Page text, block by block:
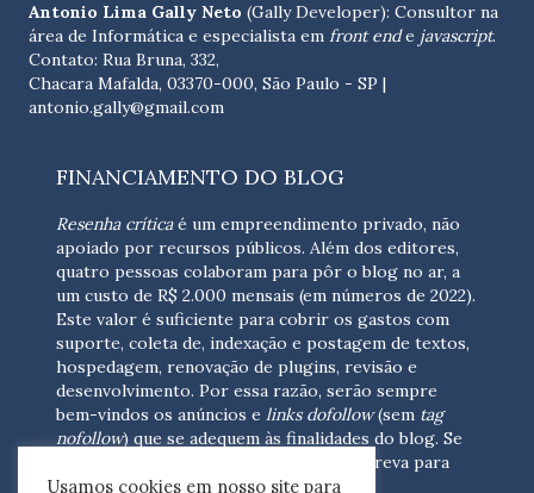
Antonio Lima Gally Neto (Gally Developer): Consultor na
área de Informática e especialista em front ende javascript.
Contato: Rua Bruna, 332,
Chacara Mafalda, 03370-000, São Paulo - SP |
antonio.gally@gmail.com
FINANCIAMENTO DO BLOG
Resenha críticaé um empreendimento privado, não
apoiado por recursos públicos. Além dos editores,
quatro pessoas colaboram para pôr o blog no ar, a
um custo de R$ 2.000 mensais (em números de 2022).
Este valor é suficiente para cobrir os gastos com
suporte, coleta de, indexação e postagem de textos,
hospedagem, renovação de plugins, revisão e
desenvolvimento. Por essa razão, serão sempre
bem-vindos os anúncios e links dofollow(sem tag
nofollow) que se adequem às finalidades do blog. Se
escreva para
nós(contato@resenhacritica.com.br)
Usamos cookies em nosso site para